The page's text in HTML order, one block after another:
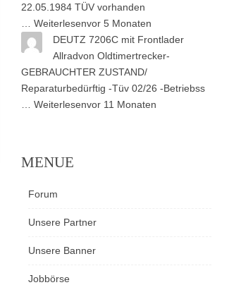
22.05.1984 TÜV vorhanden
Weiterlesenvor 5 Monaten
DEUTZ 7206C mit Frontlader
Allradvon Oldtimertrecker-
GEBRAUCHTER ZUSTAND/
Reparaturbedürftig -Tüv 02/26 -Betriebss
Weiterlesenvor 11 Monaten
MENUE
Forum
Unsere Partner
Unsere Banner
Jobbörse